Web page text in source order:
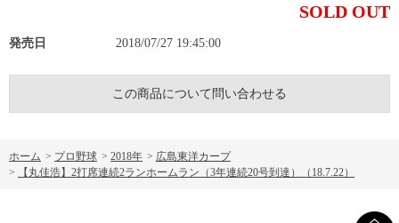
SOLD OUT
発売日 2018/07/27 19:45:00
この商品について問い合わせる
ホーム > プロ野球 > 2018年 > 広島東洋カープ
>
【丸佳浩】2打席連続2ランホームラン（3年連続20号到達）（18.7.22）